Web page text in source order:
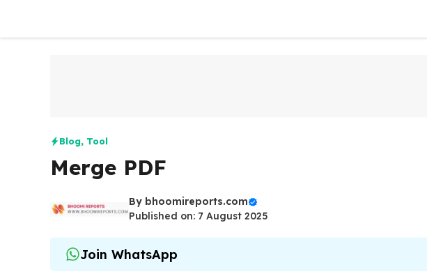
content
Blog, Tool
Merge PDF
By bhoomireports.com
Published on: 7 August 2025
Join WhatsApp